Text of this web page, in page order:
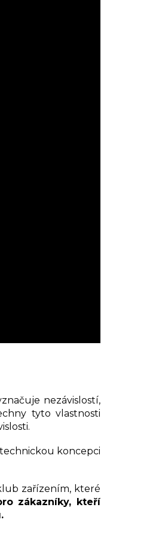
nezávislostí,
tyto vlastnosti
koncepci
zařízením, které
zákazníky, kteří